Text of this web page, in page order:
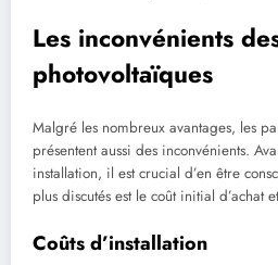
Les inconvénients
photovoltaïques
Malgré les nombreux avantages, les
présentent aussi des inconvénients.
installation, il est crucial d’en être
plus discutés est le coût initial d’achat
Coûts d’installation